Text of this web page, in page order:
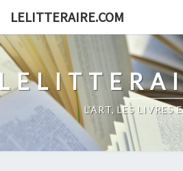
content
LELITTERAIRE.COM
L'ART, LES LIVRES